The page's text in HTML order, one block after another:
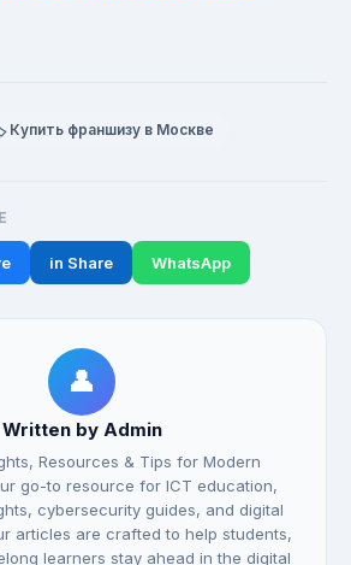
Купить франшизу в Москве
in Share WhatsApp
👤
Written by Admin
Resources & Tips for Modern
go-to resource for ICT education,
cybersecurity guides, and digital
articles are crafted to help students,
learners stay ahead in the digital